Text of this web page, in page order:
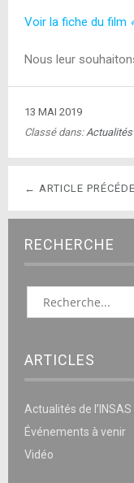
Voir la fiche du film
Nous leur
13 MAI 2019
Classé dans:Actualités
← ARTICLE
RECHERCHE
ARTICLES
Actualités de l’INSAS
Événements à venir
Vidéo